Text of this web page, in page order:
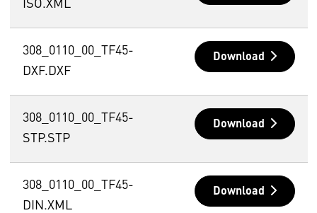
ISO.XML
308_0110_00_TF45-
DXF.DXF
Download
308_0110_00_TF45-
STP.STP
Download
308_0110_00_TF45-
DIN.XML
Download